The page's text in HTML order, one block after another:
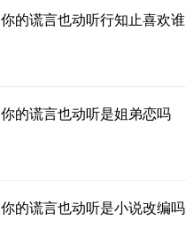
你的谎言也动听行知止喜欢谁
你的谎言也动听是姐弟恋吗
你的谎言也动听是小说改编吗